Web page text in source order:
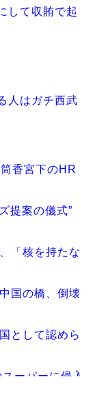
して収賄で起
人はガチ西武
香宮下のHR
提案の儀式”
「核を持たな
国の橋、倒壊
として認めら
ーパーに侵入